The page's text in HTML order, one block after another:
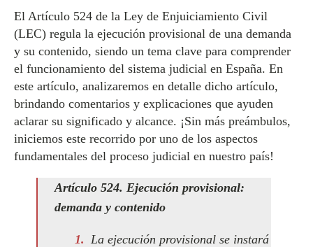
El Artículo 524 de la Ley de Enjuiciamiento Civil
(LEC) regula la ejecución provisional de una demanda
y su contenido, siendo un tema clave para comprender
el funcionamiento del sistema judicial en España. En
este artículo, analizaremos en detalle dicho artículo,
brindando comentarios y explicaciones que ayuden
aclarar su significado y alcance. ¡Sin más preámbulos,
iniciemos este recorrido por uno de los aspectos
fundamentales del proceso judicial en nuestro país!
Artículo 524. Ejecución provisional:
demanda y contenido
La ejecución provisional se instará